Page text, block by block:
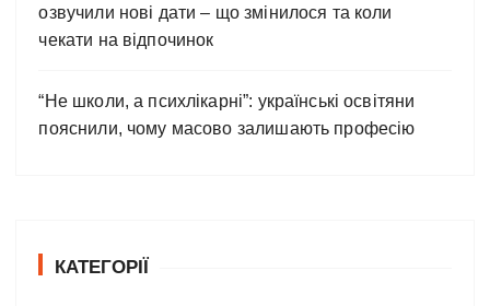
озвучили нові дати – що змінилося та коли
чекати на відпочинок
“Не школи, а психлікарні”: українські освітяни
пояснили, чому масово залишають професію
КАТЕГОРІЇ